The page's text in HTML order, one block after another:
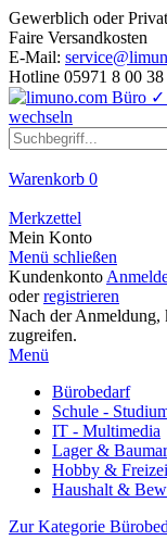
Gewerblich oder
Faire Versandkosten
E-Mail:
Hotline 05971 8 00 38
Warenkorb 0
Merkzettel
Mein Konto
Menü schließen
Kundenkonto
oderregistrieren
Nach der Anmeldung,
zugreifen.
Menü
Bürobedarf
Schule -
IT - Multimedia
Lager &
Hobby &
Haushalt &
Zur Kategorie